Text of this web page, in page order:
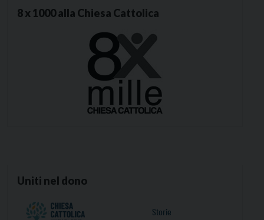
8 x 1000 alla Chiesa Cattolica
Uniti nel dono